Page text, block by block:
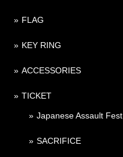
FLAG
KEY RING
ACCESSORIES
TICKET
Japanese Assault Fest
SACRIFICE